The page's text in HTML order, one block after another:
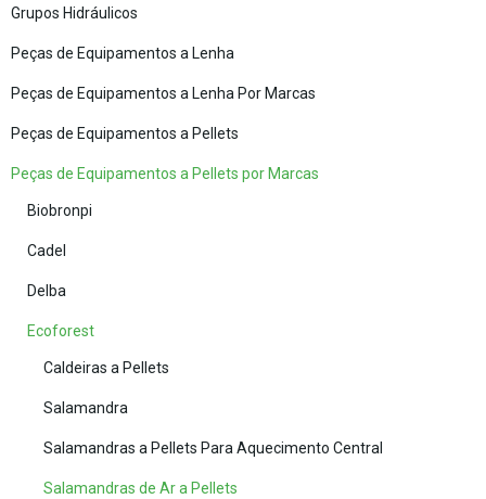
Grupos Hidráulicos
Peças de Equipamentos a Lenha
Peças de Equipamentos a Lenha Por Marcas
Peças de Equipamentos a Pellets
Peças de Equipamentos a Pellets por Marcas
Biobronpi
Cadel
Delba
Ecoforest
Caldeiras a Pellets
Salamandra
Salamandras a Pellets Para Aquecimento Central
Salamandras de Ar a Pellets